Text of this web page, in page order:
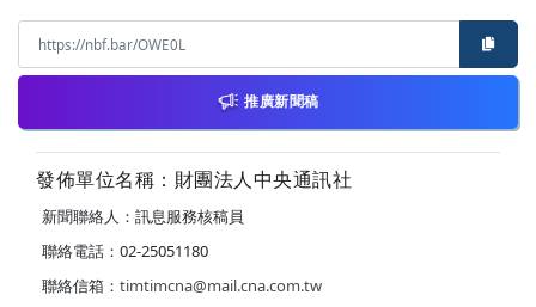
推廣新聞稿
發佈單位名稱：財團法人中央通訊社
新聞聯絡人：訊息服務核稿員
聯絡電話：02-25051180
聯絡信箱： timtimcna@mail.cna.com.tw